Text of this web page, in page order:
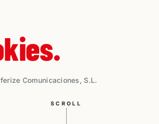
Comunicaciones, S.L.
SCROLL